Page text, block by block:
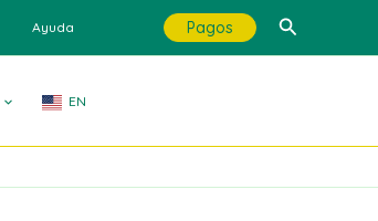
Ayuda Pagos Buscar
EN